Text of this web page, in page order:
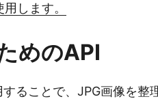
します。
めのAPI
することで、JPG画像を整